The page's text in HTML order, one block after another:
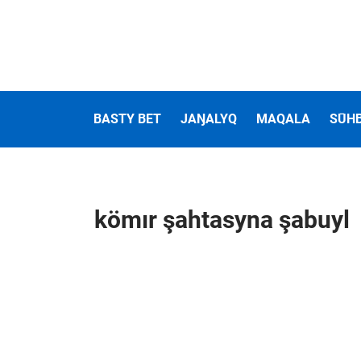
BASTY BET JAŊALYQ MAQALA
kömır şahtasyna şabuyl